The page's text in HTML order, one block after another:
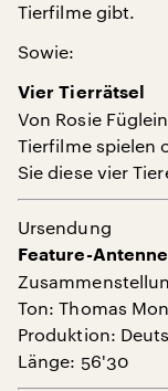
Tierfilme gibt.
Sowie:
Vier Tierrätsel
Von Rosie Füglein
Tierfilme spielen
Sie diese vier
Ursendung
Feature-
Ton: Thomas
Produktion:
Länge: 56'30